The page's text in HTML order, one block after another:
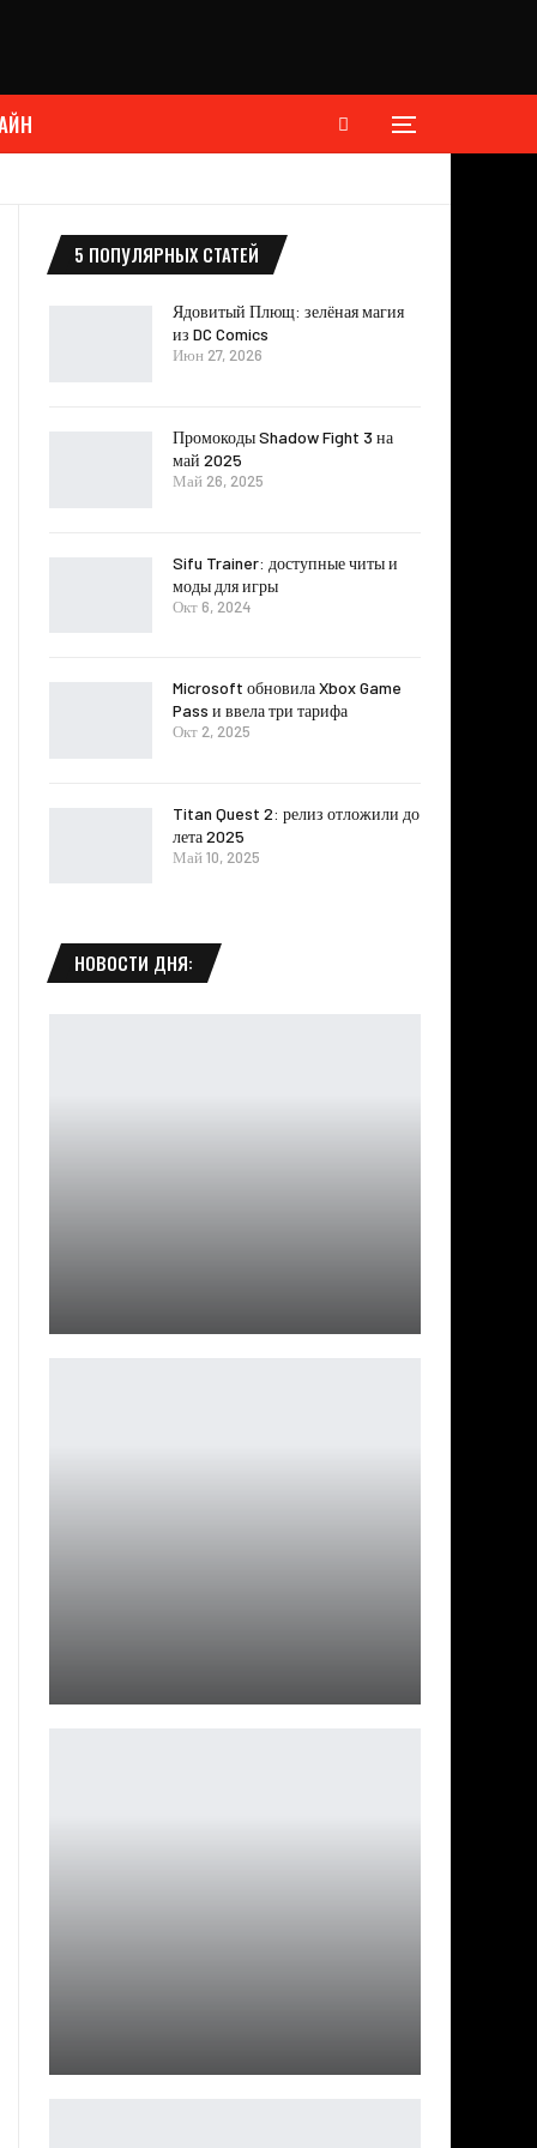
5 ПОПУЛЯРНЫХ СТАТЕЙ
Ядовитый Плющ: зелёная магия
из DC Comics
Июн 27, 2026
Промокоды Shadow Fight 3 на
май 2025
Май 26, 2025
Sifu Trainer: доступные читы и
моды для игры
Окт 6, 2024
Microsoft обновила Xbox Game
Pass и ввела три тарифа
Окт 2, 2025
Titan Quest 2: релиз отложили до
лета 2025
Май 10, 2025
НОВОСТИ ДНЯ: